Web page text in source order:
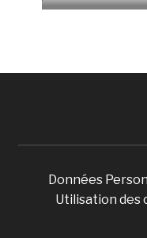
Données
Utilisation des